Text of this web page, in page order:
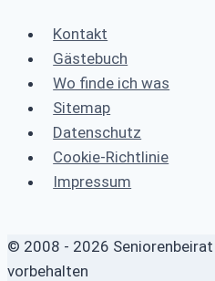
Kontakt
Gästebuch
Wo finde ich was
Sitemap
Datenschutz
Cookie-Richtlinie
Impressum
© 2008 - 2026
vorbehalten